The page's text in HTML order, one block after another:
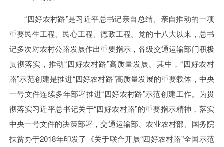
“四好农村路”是习近平总书记亲自总结、亲自推动的一项
重要民生工程、民心工程、德政工程。党的十八大以来，总书
记多次对农村公路发展作出重要指示，各级交通运输部门积极
贯彻落实，推动“四好农村路”高质量发展。其中，“四好农村
路”示范创建是推进“四好农村路”高质量发展的重要载体，中央
一号文件连续多年部署推进“四好农村路”示范创建工作。为贯
彻落实习近平总书记关于“四好农村路”的重要指示精神，落实
中央一号文件的决策部署，交通运输部、农业农村部、国务院
扶贫办于2018年印发了《关于联合开展“四好农村路”全国示范